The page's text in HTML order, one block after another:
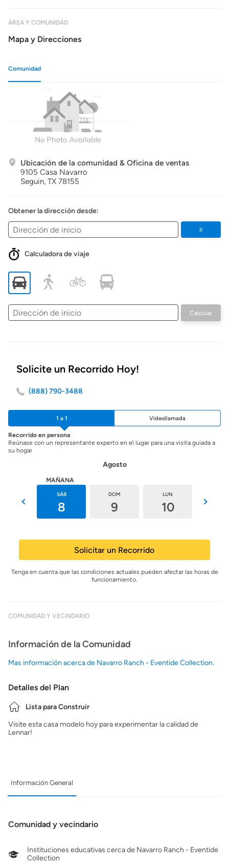
ÁREA Y COMUNIDAD
Mapa y Direcciones
Comunidad
Ubicación de la comunidad & Oficina de ventas
9105 Casa Navarro
Seguin, TX 78155
Obtener la dirección desde:
Ir
Calculadora de viaje
Dirección
de
Calcular
Solicite un Recorrido Hoy!
(888) 790-3488
1 a 1 Videollamada
Recorrido en persona
Reúnase con un representante experto en el lugar para una visita guiada a
su hogar
Agosto
MAÑANA
SÁB
8
DOM
9
LUN
10
Solicitar un Recorrido
Tenga en cuenta que las condiciones actuales pueden afectar las horas de
funcionamiento.
COMUNIDAD Y VECINDARIO
Información de la Comunidad
Mas información acerca de Navarro Ranch - Eventide Collection.
Detalles del Plan
Lista para Construir
Visite esta casa modelo hoy para experimentar la calidad de
Lennar!
Información General
Comunidad y vecindario
Instituciones educativas cerca de Navarro Ranch - Eventide
Collection